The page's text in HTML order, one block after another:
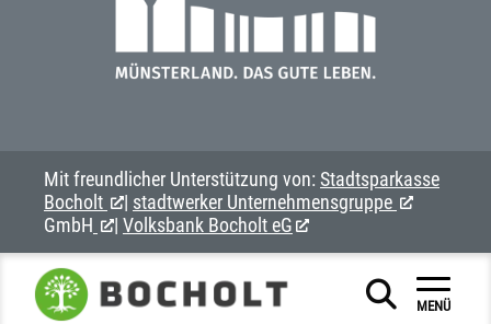
MENÜ
Mit freundlicher Unterstützung von: Stadtsparkasse
Bocholt
| stadtwerker Unternehmensgruppe
GmbH
| Volksbank Bocholt eG